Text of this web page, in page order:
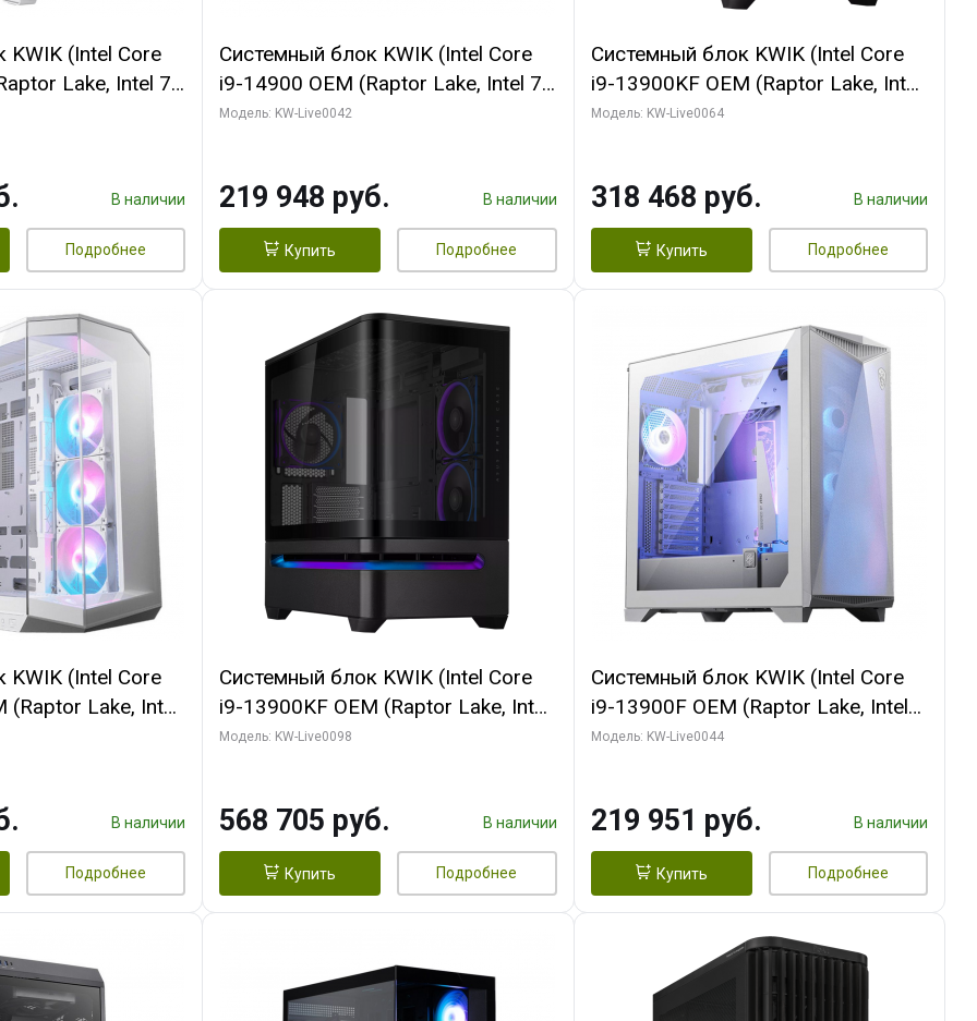
KWIK (Intel Core
Lake, Intel 7,
ГБ ОЗУ (2
В наличии
Подробнее
Системный блок KWIK (Intel Core
i9-14900 OEM (Raptor Lake, Intel 7,
C24 16EC/8PC// 16 ГБ ОЗУ (2
256bi/ 512 ГБ SSD)
Модель: KW-Live0042
219 948 руб. В наличии
Купить Подробнее
Системный блок KWIK (Intel Core
i9-13900KF OEM (Raptor Lake, Intel
7, C24 16EC/8P/ 64 ГБ ОЗУ (2
2/ 512 ГБ SSD)
Модель: KW-Live0064
318 468 руб. В наличии
Купить Подробнее
KWIK (Intel Core
(Raptor Lake, Intel
32 ГБ ОЗУ (2
В наличии
Подробнее
Системный блок KWIK (Intel Core
i9-13900KF OEM (Raptor Lake, Intel
7, C24 16EC/8P/ 16 ГБ ОЗУ (2
Turbo/ 512 ГБ SSD)
Модель: KW-Live0098
568 705 руб. В наличии
Купить Подробнее
Системный блок KWIK (Intel Core
i9-13900F OEM (Raptor Lake, Intel
7, Efficient-co/ 32 ГБ ОЗУ (2
HD/ 512 ГБ SSD)
Модель: KW-Live0044
219 951 руб. В наличии
Купить Подробнее